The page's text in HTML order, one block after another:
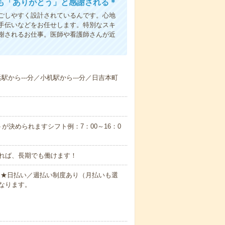
ありがとう」と感謝される＊
しやすく設計されているんです。心地
伝いなどをお任せします。特別なスキ
されるお仕事。医師や看護師さんが近
から---分／小机駅から---分／日吉本町
決められますシフト例：7：00～16：0
、長期でも働けます！
日払い／週払い制度あり（月払いも選
ます。